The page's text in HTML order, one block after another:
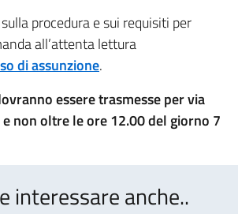
procedura e sui requisiti per
all’attenta lettura
di assunzione.
essere trasmesse per via
non oltre le ore 12.00 del giorno 7
interessare anche..